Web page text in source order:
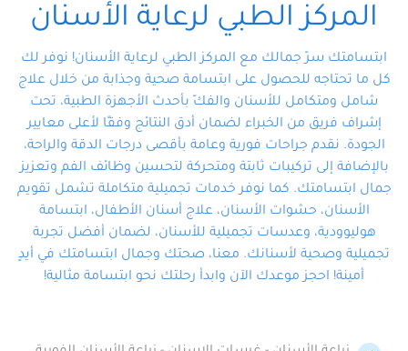
وتضمن لك حلاً شاملًا لجميع
المتخصص ذوي الخبرة، ستجد نفسك
في أيد أمينة تلبي احتياجاتك بكل
احترافية ودقة.
المركز الطبي لرعاية الأسنان
ابتسامتك سرّ جمالك مع المركز الطبي لرعاية الأسنان! نوفر لك
كل ما تحتاجه للحصول على ابتسامة صحية وجذابة من خلال علاج
شامل ومتكامل للأسنان والفكّ بأحدث الأجهزة الطبية، تحت
إشراف فريق من الخبراء لضمان أدق النتائج وفقًا لأعلى معايير
الجودة. نقدم جراحات فورية وعامة بأقصى درجات الدقة والراحة،
بالإضافة إلى تركيبات ثابتة ومتحركة لتحسين وظائف الفم وتعزيز
جمال ابتسامتك. كما نوفر خدمات تجميلية متكاملة تشمل تقويم
الأسنان، حشوات الأسنان، علاج أسنان الأطفال، ابتسامة
هوليوودية، وعدسات تجميلية للأسنان، لضمان أفضل تجربة
تجميلية وصحية لأسنانك. معنا، صحتك وجمال ابتسامتك في أيدٍ
أمينة! احجز موعدك الآن وابدأ رحلتك نحو ابتسامة مثالية!